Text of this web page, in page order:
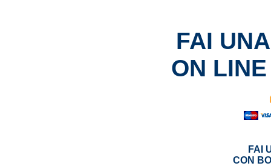
FAI
ON
FAI
CON